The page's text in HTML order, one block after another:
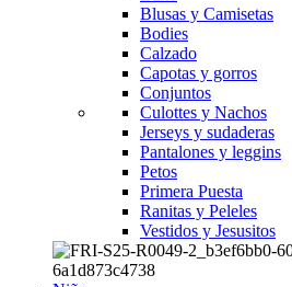
Blusas y Camisetas
Bodies
Calzado
Capotas y gorros
Conjuntos
Culottes y Nachos
Jerseys y sudaderas
Pantalones y leggins
Petos
Primera Puesta
Ranitas y Peleles
Vestidos y Jesusitos